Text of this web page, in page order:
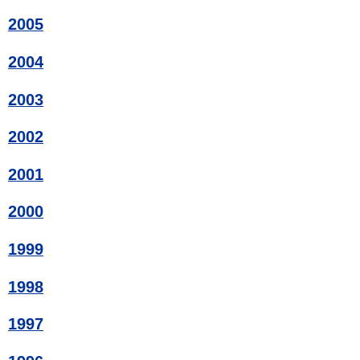
2005
2004
2003
2002
2001
2000
1999
1998
1997